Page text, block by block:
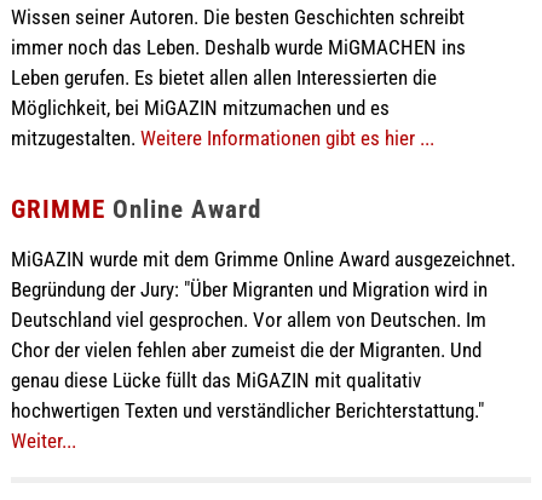
Wissen seiner Autoren. Die besten Geschichten schreibt
immer noch das Leben. Deshalb wurde MiGMACHEN ins
Leben gerufen. Es bietet allen allen Interessierten die
Möglichkeit, bei MiGAZIN mitzumachen und es
mitzugestalten. Weitere Informationen gibt es hier ...
GRIMME Online Award
MiGAZIN wurde mit dem Grimme Online Award ausgezeichnet.
Begründung der Jury: "Über Migranten und Migration wird in
Deutschland viel gesprochen. Vor allem von Deutschen. Im
Chor der vielen fehlen aber zumeist die der Migranten. Und
genau diese Lücke füllt das MiGAZIN mit qualitativ
hochwertigen Texten und verständlicher Berichterstattung."
Weiter...